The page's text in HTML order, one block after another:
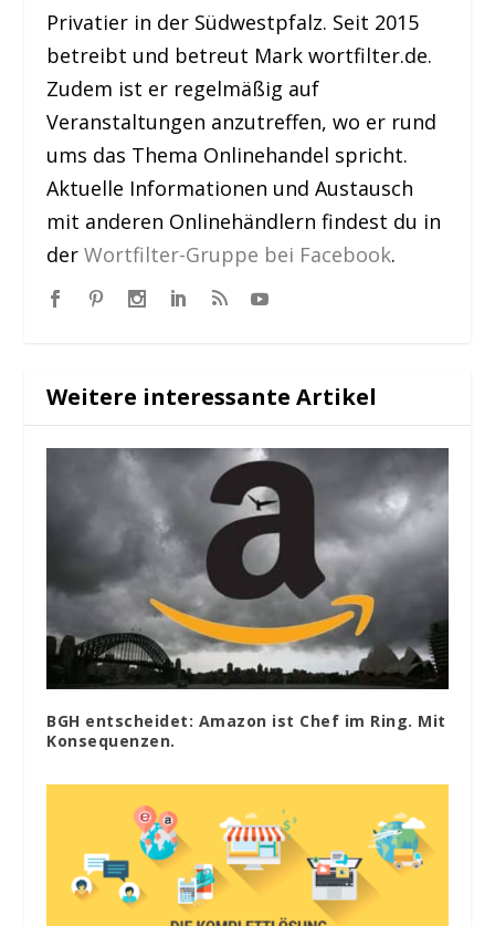
Privatier in der Südwestpfalz. Seit 2015
betreibt und betreut Mark wortfilter.de.
Zudem ist er regelmäßig auf
Veranstaltungen anzutreffen, wo er rund
ums das Thema Onlinehandel spricht.
Aktuelle Informationen und Austausch
mit anderen Onlinehändlern findest du in
derWortfilter-Gruppe bei Facebook.
Weitere interessante Artikel
BGH entscheidet: Amazon ist Chef im Ring. Mit
Konsequenzen.